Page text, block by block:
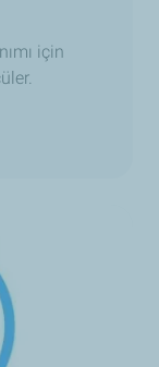
için